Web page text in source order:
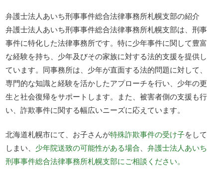
弁護士法人あいち刑事事件総合法律事務所札幌支部の紹介
弁護士法人あいち刑事事件総合法律事務所札幌支部は、刑事
事件に特化した法律事務所です。特に少年事件に関して豊富
な経験を持ち、少年及びその家族に対する法的支援を提供し
ています。同事務所は、少年が直面する法的問題に対して、
専門的な知識と経験を活かしたアプローチを行い、少年の更
生と社会復帰をサポートします。また、被害者側の支援も行
い、詐欺事件に関する幅広いニーズに応えています。
北海道札幌市にて、お子さんが特殊詐欺事件の受け子をして
しまい、 少年院送致の可能性がある場合、弁護士法人あいち
刑事事件総合法律事務所札幌支部にご相談ください。